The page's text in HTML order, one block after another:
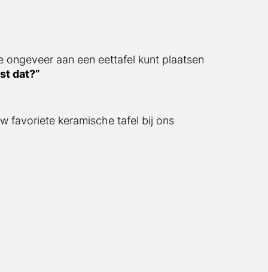
aan een eettafel kunt plaatsen